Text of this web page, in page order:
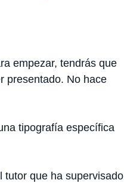
empezar, tendrás que
presentado. No hace
tipografía específica
tutor que ha supervisado